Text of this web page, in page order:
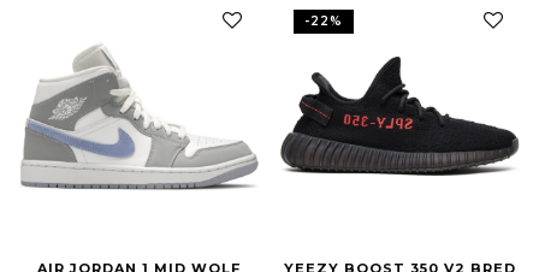
AIR JORDAN 1 MID WOLF
-22%
YEEZY BOOST 350 V2 BRED